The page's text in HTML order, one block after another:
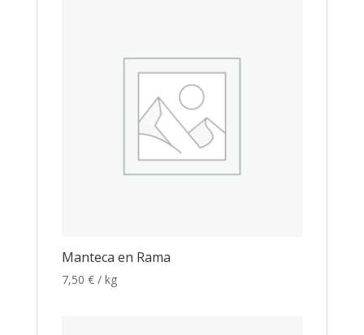
Manteca en Rama
7,50 € / kg